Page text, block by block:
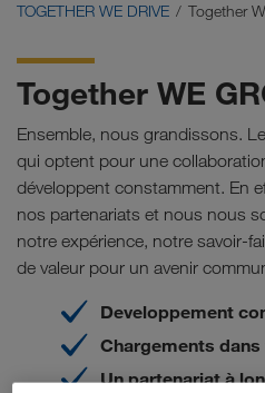
TOGETHER WE DRIVE Together
Together WE
Ensemble, nous grandissons.
qui optent pour une
développent constamment. En
nos partenariats et nous nous
notre expérience, notre savoir-
de valeur pour un avenir
Developpement
Chargements
Un partenariat à